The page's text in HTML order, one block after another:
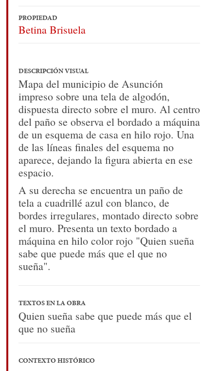
PROPIEDAD
Betina Brisuela
DESCRIPCIÓN VISUAL
Mapa del municipio de Asunción
impreso sobre una tela de algodón,
dispuesta directo sobre el muro. Al centro
del paño se observa el bordado a máquina
de un esquema de casa en hilo rojo. Una
de las líneas finales del esquema no
aparece, dejando la figura abierta en ese
espacio.
A su derecha se encuentra un paño de
tela a cuadrillé azul con blanco, de
bordes irregulares, montado directo sobre
el muro. Presenta un texto bordado a
máquina en hilo color rojo "Quien sueña
sabe que puede más que el que no
sueña".
TEXTOS EN LA OBRA
Quien sueña sabe que puede más que el
que no sueña
CONTEXTO HISTÓRICO